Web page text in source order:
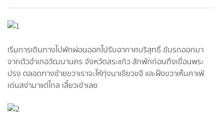
เริ่มการเดินทางไปพักผ่อนออกไปรับอากาศบริสุทธิ์ ขับรถออกมา
จากตัวอำเภอวัฒนานคร จังหวัดสระแก้ว สักพักก่อนถึงเขื่อนพระ
ปรง ตลอดทางซ้ายขวาเราจะให้ทุ่งนาเขียวขจี และฝั่งขวาเห็นคาเฟ่
เด่นสง่ามาแต่ไกล เลี้ยวเข้าเลย